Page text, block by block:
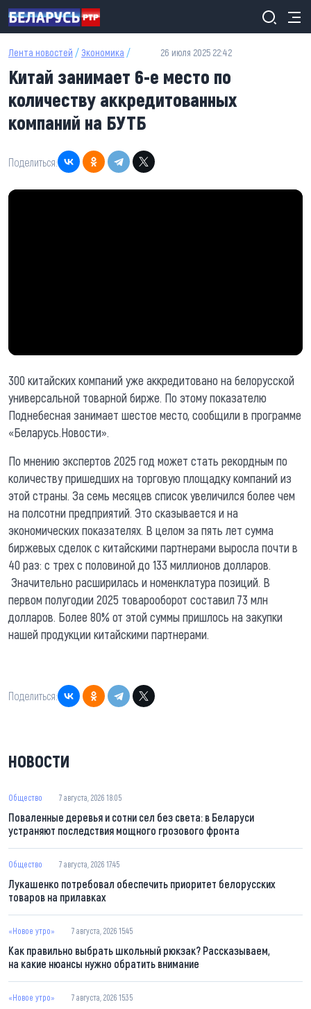
Перейти к основному содержанию
Лента новостей / Экономика / 26 июля 2025 22:42
Китай занимает 6-е место по
количеству аккредитованных
компаний на БУТБ
Поделиться:
300 китайских компаний уже аккредитовано на белорусской
универсальной товарной бирже. По этому показателю
Поднебесная занимает шестое место, сообщили в программе
«Беларусь.Новости».
По мнению экспертов 2025 год может стать рекордным по
количеству пришедших на торговую площадку компаний из
этой страны. За семь месяцев список увеличился более чем
на полсотни предприятий. Это сказывается и на
экономических показателях. В целом за пять лет сумма
биржевых сделок с китайскими партнерами выросла почти в
40 раз: с трех с половиной до 133 миллионов долларов.
Значительно расширилась и номенклатура позиций. В
первом полугодии 2025 товарооборот составил 73 млн
долларов. Более 80% от этой суммы пришлось на закупки
нашей продукции китайскими партнерами.
Поделиться:
НОВОСТИ
Общество 7 августа, 2026 18:05
Поваленные деревья и сотни сел без света: в Беларуси
устраняют последствия мощного грозового фронта
Общество 7 августа, 2026 17:45
Лукашенко потребовал обеспечить приоритет белорусских
товаров на прилавках
«Новое утро» 7 августа, 2026 15:45
Как правильно выбрать школьный рюкзак? Рассказываем,
на какие нюансы нужно обратить внимание
«Новое утро» 7 августа, 2026 15:35